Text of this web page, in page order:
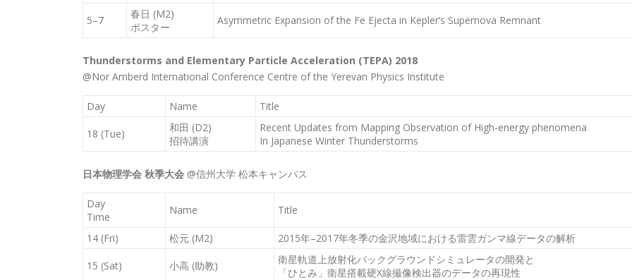
5–7
春日 (M2)
ポスター
Asymmetric Expansion of the Fe Ejecta in Kepler’s Supernova Remnant
Thunderstorms and Elementary Particle Acceleration (TEPA) 2018
@Nor Amberd International Conference Centre of the Yerevan Physics Institute
Day Name Title
18 (Tue)
和田 (D2)
招待講演
Recent Updates from Mapping Observation of High-energy phenomena
In Japanese Winter Thunderstorms
日本物理学会 秋季大会 @信州大学 松本キャンパス
Day
Time
Name Title
14 (Fri) 松元 (M2) 2015年–2017年冬季の金沢地域における雷雲ガンマ線データの解析
15 (Sat) 小高 (助教)
衛星軌道上放射化バックグラウンドシミュレータの開発と
「ひとみ」衛星搭載硬X線撮像検出器のデータの再現性